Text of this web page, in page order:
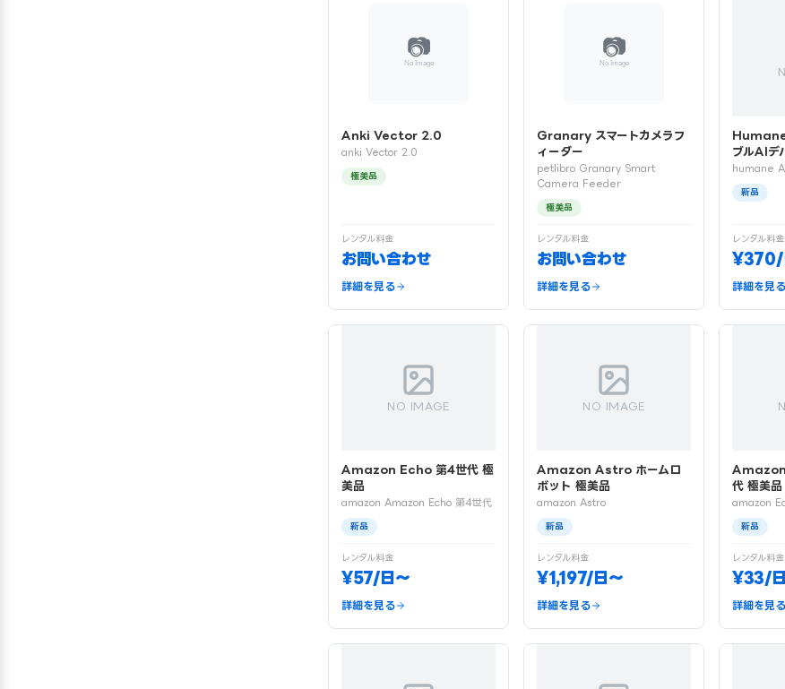
Anki Vector 2.0
anki Vector 2.0
極美品
レンタル料金
お問い合わせ
詳細を見る
Granary スマートカメラフ
ィーダー
petlibro Granary Smart
Camera Feeder
極美品
レンタル料金
お問い合わせ
詳細を見る
ブルAIデ
humane
新品
レンタル料金
¥370/
詳細を見る
NO IMAGE
Amazon Echo 第4世代 極
美品
amazon Amazon Echo 第4世代
新品
レンタル料金
¥57/日〜
詳細を見る
NO IMAGE
Amazon Astro ホームロ
ボット 極美品
amazon Astro
新品
レンタル料金
¥1,197/日〜
詳細を見る
代 極美品
amazon
新品
レンタル料金
¥33/
詳細を見る